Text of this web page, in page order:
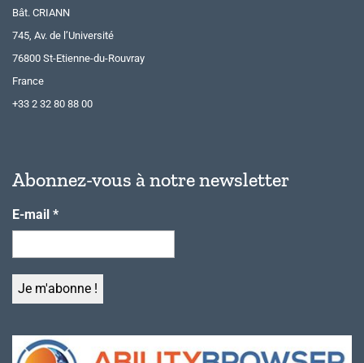
Bât. CRIANN
745, Av. de l’Université
76800 St-Etienne-du-Rouvray
France
+33 2 32 80 88 00
Abonnez-vous à notre newsletter
E-mail *